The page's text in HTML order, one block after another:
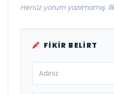
Henüz yorum yazılmamış.
FIKIR BELIRT